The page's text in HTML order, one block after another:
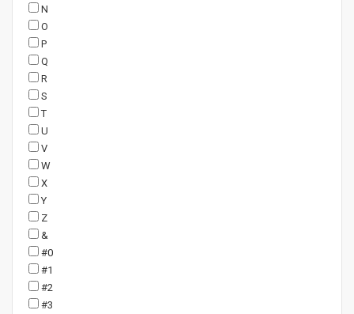
N
O
P
Q
R
S
T
U
V
W
X
Y
Z
&
#0
#1
#2
#3